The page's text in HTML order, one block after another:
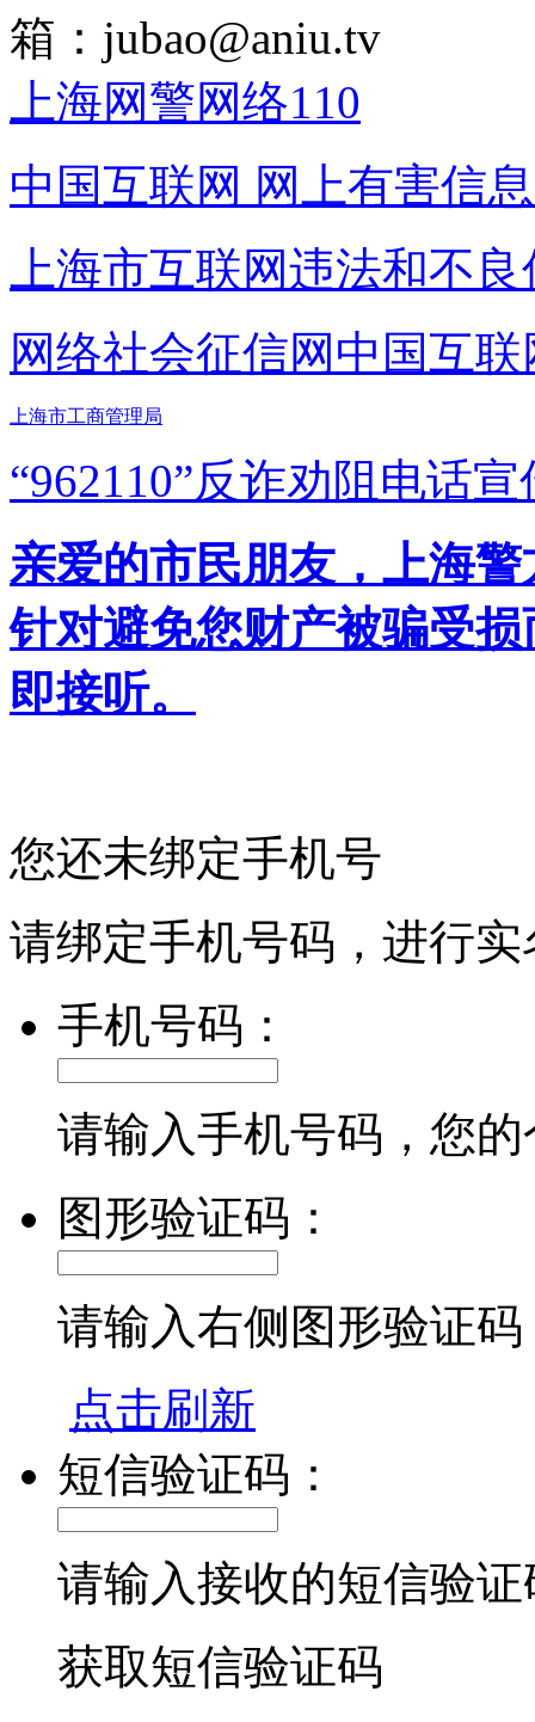
箱： jubao@aniu.tv
上海网警网络110
中国互联网 网上有害信
上海市互联网违法和不
网络社会征信网 中国互
上海市工商管理局
“962110”反诈劝阻电话宣
亲爱的市民朋友，上海
针对避免您财产被骗受
即接听。
您还未绑定手机号
请绑定手机号码，进行
手机号码：
请输入手机号码，您
图形验证码：
请输入右侧图形验证码
点击刷新
短信验证码：
请输入接收的短信验证
获取短信验证码